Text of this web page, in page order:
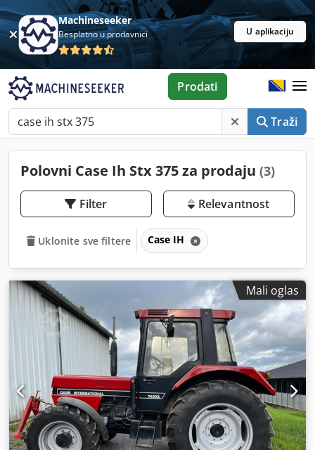
Machineseeker
Besplatno u prodavnici U aplikaciju
Traži
Prodati
Polovni Case Ih Stx 375 za prodaju (3)
Filter Relevantnost
Uklonite sve filtere Case IH
Mali oglas